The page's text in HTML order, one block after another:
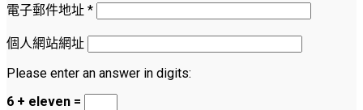
電子郵件地址 *
個人網站網址
Please enter an answer in digits:
6 + eleven =